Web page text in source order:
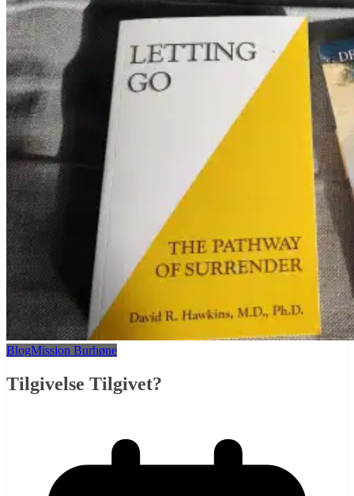
BlogMission Burhøne
Tilgivelse Tilgivet?